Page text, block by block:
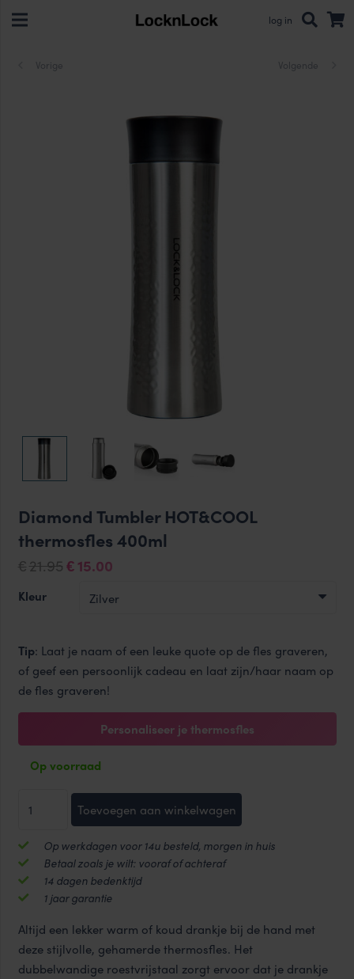
log in
Vorige Volgende
Diamond Tumbler HOT&COOL
thermosfles 400ml
€21.95Oorspronkelijke
was:
€ 15.00Huidige
is:
Kleur
Tip: Laat je naam of een leuke quote op de fles graveren,
of geef een persoonlijk cadeau en laat zijn/haar naam op
de fles graveren!
Personaliseer je thermosfles
Op voorraad
Tumbler
HOT&COOL
thermosfles
400ml
aantal
Toevoegen aan winkelwagen
Op werkdagen voor 14u besteld, morgen in huis
Betaal zoals je wilt: vooraf of achteraf
14 dagen bedenktijd
1 jaar garantie
Altijd een lekker warm of koud drankje bij de hand met
deze stijlvolle, gehamerde thermosfles. Het
dubbelwandige roestvrijstaal zorgt ervoor dat je drankje